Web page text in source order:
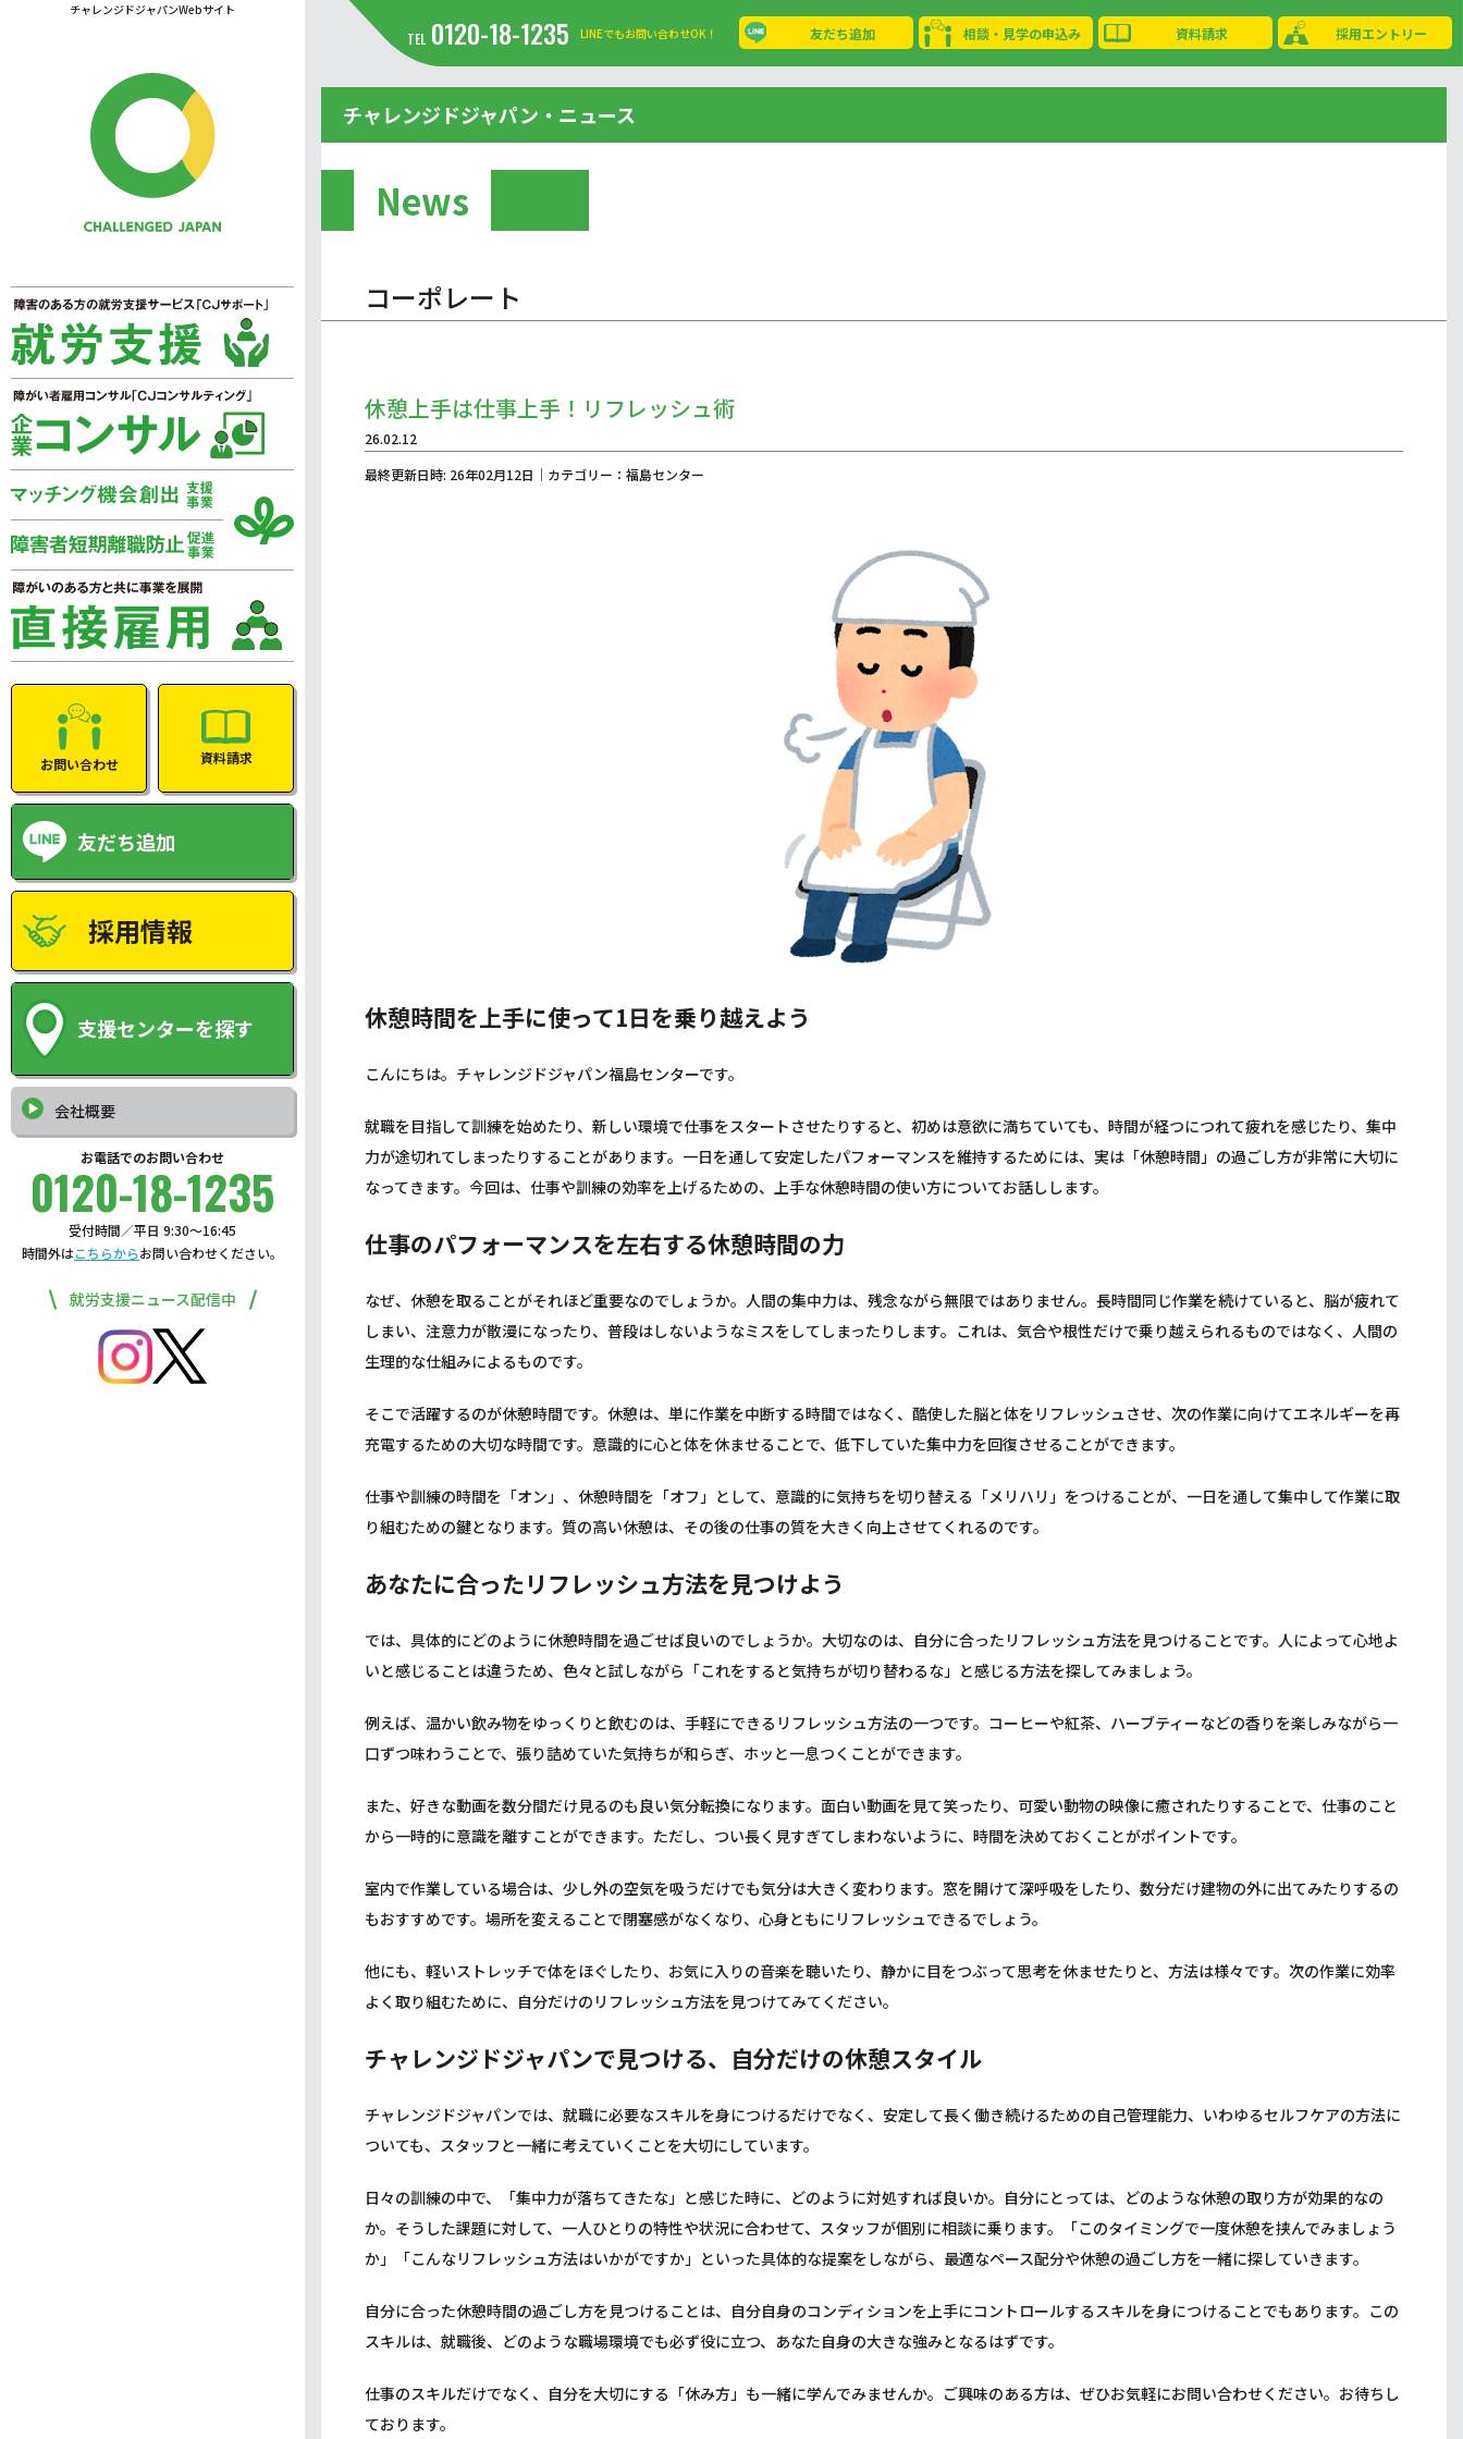
チャレンジドジャパンWebサイト
お問い合わせ 資料請求
友だち追加
採用情報
支援センターを探す
会社概要
お電話でのお問い合わせ
0120-18-1235
受付時間／平日 9:30〜16:45
時間外はこちらからお問い合わせください。
就労支援ニュース配信中
TEL 0120-18-1235 LINEでもお問い合わせOK！ 友だち追加 相談・見学の申込み 資料請求 採用エントリー
チャレンジドジャパン・ニュース
News
コーポレート
休憩上手は仕事上手！リフレッシュ術
26.02.12
最終更新日時: 26年02月12日｜カテゴリー：福島センター
休憩時間を上手に使って1日を乗り越えよう
こんにちは。チャレンジドジャパン福島センターです。
就職を目指して訓練を始めたり、新しい環境で仕事をスタートさせたりすると、初めは意欲に満ちていても、時間が経つにつれて疲れを感じたり、集中
力が途切れてしまったりすることがあります。一日を通して安定したパフォーマンスを維持するためには、実は「休憩時間」の過ごし方が非常に大切に
なってきます。今回は、仕事や訓練の効率を上げるための、上手な休憩時間の使い方についてお話しします。
仕事のパフォーマンスを左右する休憩時間の力
なぜ、休憩を取ることがそれほど重要なのでしょうか。人間の集中力は、残念ながら無限ではありません。長時間同じ作業を続けていると、脳が疲れて
しまい、注意力が散漫になったり、普段はしないようなミスをしてしまったりします。これは、気合や根性だけで乗り越えられるものではなく、人間の
生理的な仕組みによるものです。
そこで活躍するのが休憩時間です。休憩は、単に作業を中断する時間ではなく、酷使した脳と体をリフレッシュさせ、次の作業に向けてエネルギーを再
充電するための大切な時間です。意識的に心と体を休ませることで、低下していた集中力を回復させることができます。
仕事や訓練の時間を「オン」、休憩時間を「オフ」として、意識的に気持ちを切り替える「メリハリ」をつけることが、一日を通して集中して作業に取
り組むための鍵となります。質の高い休憩は、その後の仕事の質を大きく向上させてくれるのです。
あなたに合ったリフレッシュ方法を見つけよう
では、具体的にどのように休憩時間を過ごせば良いのでしょうか。大切なのは、自分に合ったリフレッシュ方法を見つけることです。人によって心地よ
いと感じることは違うため、色々と試しながら「これをすると気持ちが切り替わるな」と感じる方法を探してみましょう。
例えば、温かい飲み物をゆっくりと飲むのは、手軽にできるリフレッシュ方法の一つです。コーヒーや紅茶、ハーブティーなどの香りを楽しみながら一
口ずつ味わうことで、張り詰めていた気持ちが和らぎ、ホッと一息つくことができます。
また、好きな動画を数分間だけ見るのも良い気分転換になります。面白い動画を見て笑ったり、可愛い動物の映像に癒されたりすることで、仕事のこと
から一時的に意識を離すことができます。ただし、つい長く見すぎてしまわないように、時間を決めておくことがポイントです。
室内で作業している場合は、少し外の空気を吸うだけでも気分は大きく変わります。窓を開けて深呼吸をしたり、数分だけ建物の外に出てみたりするの
もおすすめです。場所を変えることで閉塞感がなくなり、心身ともにリフレッシュできるでしょう。
他にも、軽いストレッチで体をほぐしたり、お気に入りの音楽を聴いたり、静かに目をつぶって思考を休ませたりと、方法は様々です。次の作業に効率
よく取り組むために、自分だけのリフレッシュ方法を見つけてみてください。
チャレンジドジャパンで見つける、自分だけの休憩スタイル
チャレンジドジャパンでは、就職に必要なスキルを身につけるだけでなく、安定して長く働き続けるための自己管理能力、いわゆるセルフケアの方法に
ついても、スタッフと一緒に考えていくことを大切にしています。
日々の訓練の中で、「集中力が落ちてきたな」と感じた時に、どのように対処すれば良いか。自分にとっては、どのような休憩の取り方が効果的なの
か。そうした課題に対して、一人ひとりの特性や状況に合わせて、スタッフが個別に相談に乗ります。「このタイミングで一度休憩を挟んでみましょう
か」「こんなリフレッシュ方法はいかがですか」といった具体的な提案をしながら、最適なペース配分や休憩の過ごし方を一緒に探していきます。
自分に合った休憩時間の過ごし方を見つけることは、自分自身のコンディションを上手にコントロールするスキルを身につけることでもあります。この
スキルは、就職後、どのような職場環境でも必ず役に立つ、あなた自身の大きな強みとなるはずです。
仕事のスキルだけでなく、自分を大切にする「休み方」も一緒に学んでみませんか。ご興味のある方は、ぜひお気軽にお問い合わせください。お待ちし
ております。